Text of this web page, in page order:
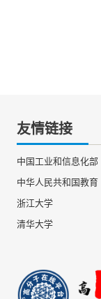
友情链接
中国工业和信息化部
中华人民共和国教育
浙江大学
清华大学